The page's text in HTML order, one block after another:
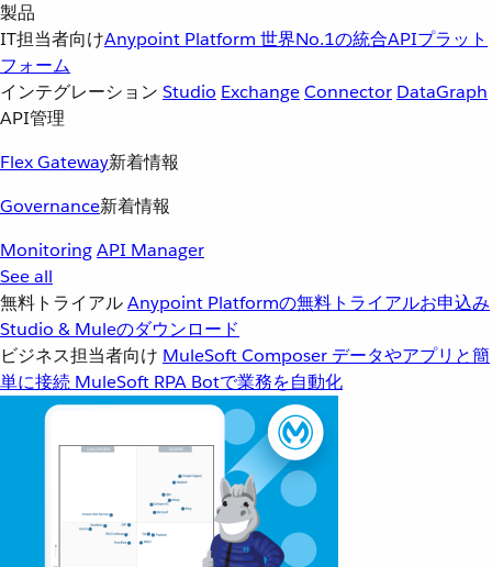
製品
IT担当者向けAnypoint Platform 世界No.1の統合APIプラット
フォーム
インテグレーション Studio ExchangeConnector DataGraph
API管理
Flex Gateway新着情報
Governance新着情報
MonitoringAPI Manager
See all
無料トライアルAnypoint Platformの無料トライアルお申込み
Studio & Muleのダウンロード
ビジネス担当者向け MuleSoft Composer データやアプリと簡
単に接続 MuleSoft RPA Botで業務を自動化